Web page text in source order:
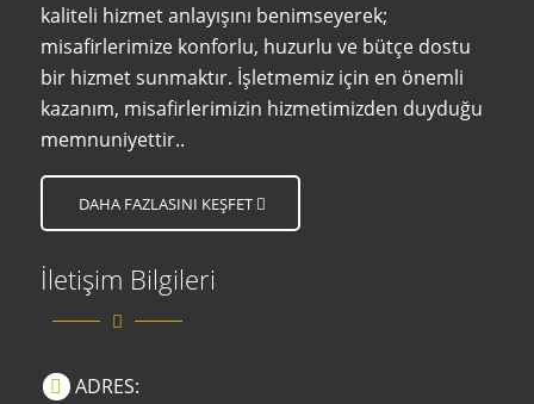
kaliteli hizmet anlayışını benimseyerek;
misafirlerimize konforlu, huzurlu ve bütçe dostu
bir hizmet sunmaktır. İşletmemiz için en önemli
kazanım, misafirlerimizin hizmetimizden duyduğu
memnuniyettir..
DAHA FAZLASINI KEŞFET
İletişim Bilgileri
ADRES: